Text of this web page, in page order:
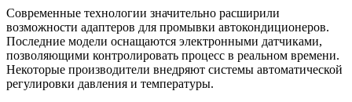
Современные технологии значительно расширили
возможности адаптеров для промывки автокондиционеров.
Последние модели оснащаются электронными датчиками,
позволяющими контролировать процесс в реальном времени.
Некоторые производители внедряют системы автоматической
регулировки давления и температуры.